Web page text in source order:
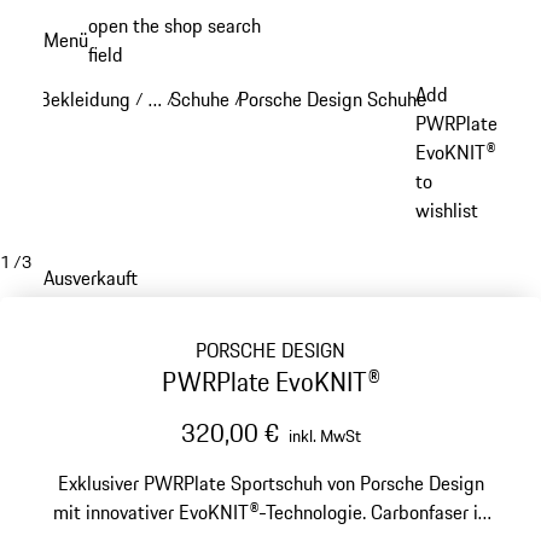
Hauptinhalt
Menüopen the shop search
field
Bekleidung / …
Reveal collapsed breadcrumb items
/Schuhe /Porsche Design Schuhe/
Add
PWRPlate
EvoKNIT®
to
wishlist
1 /3
Ausverkauft
PORSCHE DESIGN
PWRPlate EvoKNIT®
320,00 € inkl. MwSt
Exklusiver PWRPlate Sportschuh von Porsche Design
mit innovativer EvoKNIT®-Technologie. Carbonfaser in